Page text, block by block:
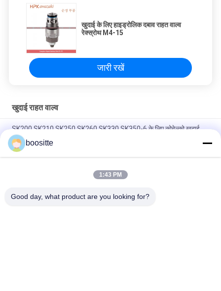
खुदाई के लिए हाइड्रोलिक दबाव राहत वाल्व
रेक्स्रोथ M4-15
जारी रखें
खुदाई राहत वाल्व
SK200 SK210 SK250 SK260 SK330 SK350-6 के लिए कोबेल्को खुदाई
राहत वाल्व
हुंडई हाइड्रोलिक पंप दबाव राहत वाल्व 31N6-17410 R215-9C R215-7C के
boositte
1:43 PM
Good day, what product are you looking for?